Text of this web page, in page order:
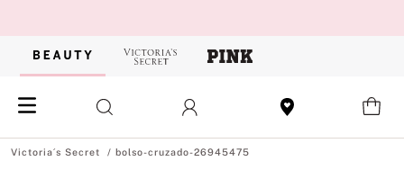
bolso-cruzado-26945475